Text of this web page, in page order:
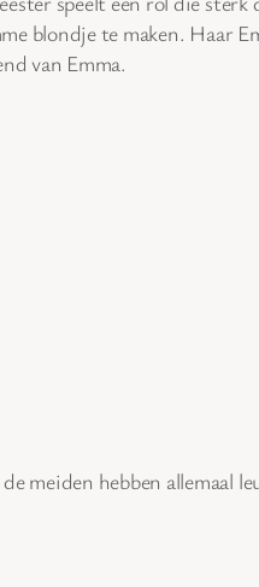
blondje te maken. Haar
van Emma.
meiden hebben allemaal